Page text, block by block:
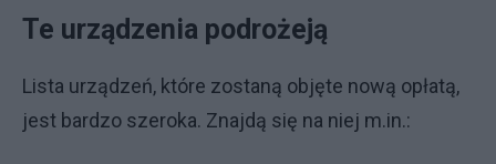
Te urządzenia podrożeją
Lista urządzeń, które zostaną objęte nową opłatą,
jest bardzo szeroka. Znajdą się na niej m.in.: